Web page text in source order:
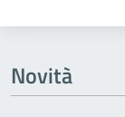
Novità